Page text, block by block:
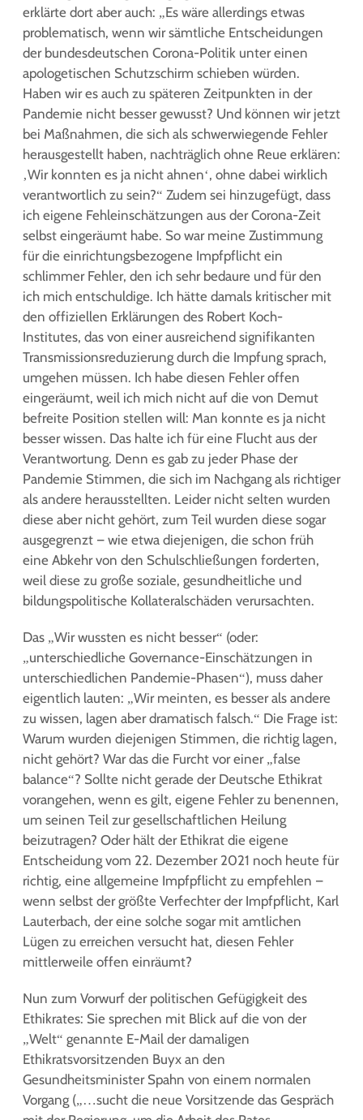
erklärte dort aber auch: „Es wäre allerdings etwas
problematisch, wenn wir sämtliche Entscheidungen
der bundesdeutschen Corona-Politik unter einen
apologetischen Schutzschirm schieben würden.
Haben wir es auch zu späteren Zeitpunkten in der
Pandemie nicht besser gewusst? Und können wir jetzt
bei Maßnahmen, die sich als schwerwiegende Fehler
herausgestellt haben, nachträglich ohne Reue erklären:
‚Wir konnten es ja nicht ahnen‘, ohne dabei wirklich
verantwortlich zu sein?“ Zudem sei hinzugefügt, dass
ich eigene Fehleinschätzungen aus der Corona-Zeit
selbst eingeräumt habe. So war meine Zustimmung
für die einrichtungsbezogene Impfpflicht ein
schlimmer Fehler, den ich sehr bedaure und für den
ich mich entschuldige. Ich hätte damals kritischer mit
den offiziellen Erklärungen des Robert Koch-
Institutes, das von einer ausreichend signifikanten
Transmissionsreduzierung durch die Impfung sprach,
umgehen müssen. Ich habe diesen Fehler offen
eingeräumt, weil ich mich nicht auf die von Demut
befreite Position stellen will: Man konnte es ja nicht
besser wissen. Das halte ich für eine Flucht aus der
Verantwortung. Denn es gab zu jeder Phase der
Pandemie Stimmen, die sich im Nachgang als richtiger
als andere herausstellten. Leider nicht selten wurden
diese aber nicht gehört, zum Teil wurden diese sogar
ausgegrenzt – wie etwa diejenigen, die schon früh
eine Abkehr von den Schulschließungen forderten,
weil diese zu große soziale, gesundheitliche und
bildungspolitische Kollateralschäden verursachten.
Das „Wir wussten es nicht besser“ (oder:
„unterschiedliche Governance-Einschätzungen in
unterschiedlichen Pandemie-Phasen“), muss daher
eigentlich lauten: „Wir meinten, es besser als andere
zu wissen, lagen aber dramatisch falsch.“ Die Frage ist:
Warum wurden diejenigen Stimmen, die richtig lagen,
nicht gehört? War das die Furcht vor einer „false
balance“? Sollte nicht gerade der Deutsche Ethikrat
vorangehen, wenn es gilt, eigene Fehler zu benennen,
um seinen Teil zur gesellschaftlichen Heilung
beizutragen? Oder hält der Ethikrat die eigene
Entscheidung vom 22. Dezember 2021 noch heute für
richtig, eine allgemeine Impfpflicht zu empfehlen –
wenn selbst der größte Verfechter der Impfpflicht, Karl
Lauterbach, der eine solche sogar mit amtlichen
Lügen zu erreichen versucht hat, diesen Fehler
mittlerweile offen einräumt?
Nun zum Vorwurf der politischen Gefügigkeit des
Ethikrates: Sie sprechen mit Blick auf die von der
„Welt“ genannte E-Mail der damaligen
Ethikratsvorsitzenden Buyx an den
Gesundheitsminister Spahn von einem normalen
Vorgang („…sucht die neue Vorsitzende das Gespräch